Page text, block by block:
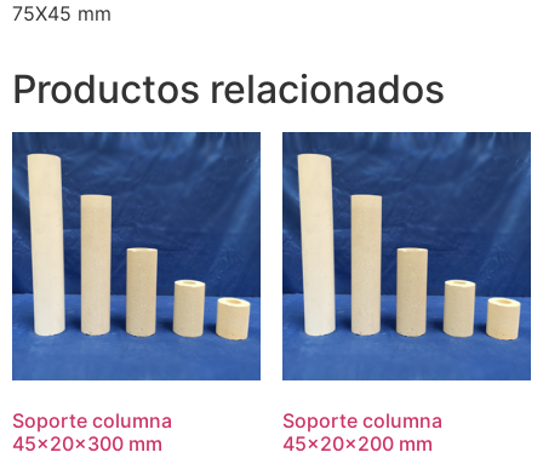
75X45 mm
Productos relacionados
Soporte columna
45x20x300 mm
Soporte columna
45x20x200 mm